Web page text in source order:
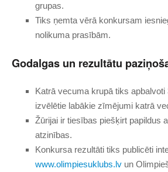
grupas.
Tiks ņemta vērā konkursam
nolikuma prasībām.
Godalgas un rezultātu
Katrā vecuma krupā tiks
izvēlētie labākie zīmējumi katrā
Žūrijai ir tiesības piešķirt papildus
atzinības.
Konkursa rezultāti tiks publicēti
www.olimpiesuklubs.lv un